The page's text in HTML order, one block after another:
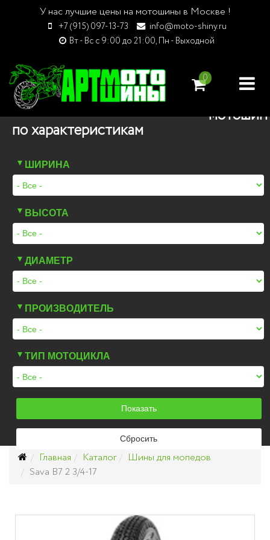
У нас лучшие цены на мотошины в Москве !
+7 (915) 097-13-73
info@moto-shiny.ru
Вт - Вс с 9:00 до 21:00, Пн - Выходной
0
мотошин
по характеристикам
ШИРИНА
ВЫСОТА
ДИАМЕТР
ПРОИЗВОДИТЕЛЬ
ТИП МОТОЦИКЛА
Главная Каталог
Шины для мопедов
Sava B7 2 3/4-17